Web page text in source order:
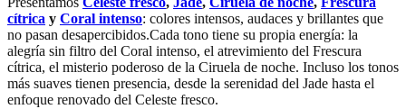
cítrica y Coral intenso: colores intensos, audaces y brillantes que
no pasan desapercibidos.Cada tono tiene su propia energía: la
alegría sin filtro del Coral intenso, el atrevimiento del Frescura
cítrica, el misterio poderoso de la Ciruela de noche. Incluso los tonos
más suaves tienen presencia, desde la serenidad del Jade hasta el
enfoque renovado del Celeste fresco.